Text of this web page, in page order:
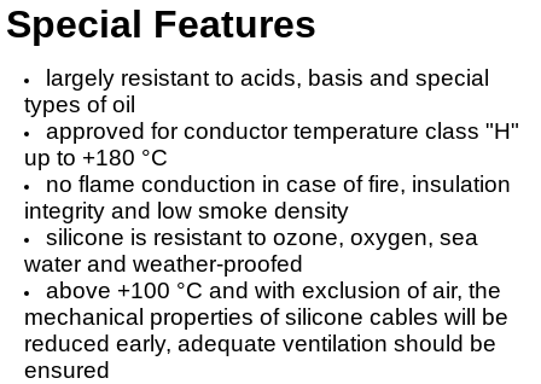
Special Features
largely resistant to acids, basis and special
types of oil
approved for conductor temperature class "H"
up to +180 °C
no flame conduction in case of fire, insulation
integrity and low smoke density
silicone is resistant to ozone, oxygen, sea
water and weather-proofed
above +100 °C and with exclusion of air, the
mechanical properties of silicone cables will be
reduced early, adequate ventilation should be
ensured